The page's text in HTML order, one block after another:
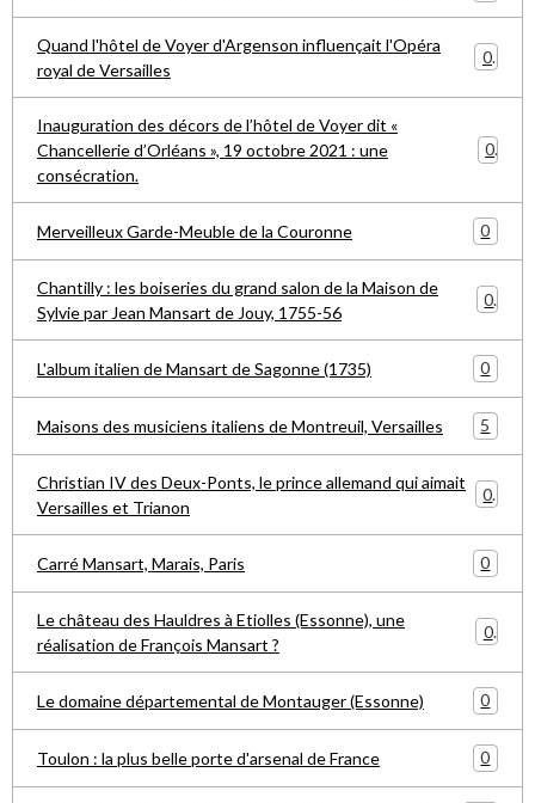
Quand l'hôtel de Voyer d'Argenson influençait l'Opéra
royal de Versailles
0
Inauguration des décors de l’hôtel de Voyer dit «
Chancellerie d’Orléans », 19 octobre 2021 : une
consécration.
0
Merveilleux Garde-Meuble de la Couronne 0
Chantilly : les boiseries du grand salon de la Maison de
Sylvie par Jean Mansart de Jouy, 1755-56
0
L'album italien de Mansart de Sagonne (1735) 0
Maisons des musiciens italiens de Montreuil, Versailles 5
Christian IV des Deux-Ponts, le prince allemand qui aimait
Versailles et Trianon
0
Carré Mansart, Marais, Paris 0
Le château des Hauldres à Etiolles (Essonne), une
réalisation de François Mansart ?
0
Le domaine départemental de Montauger (Essonne) 0
Toulon : la plus belle porte d'arsenal de France 0